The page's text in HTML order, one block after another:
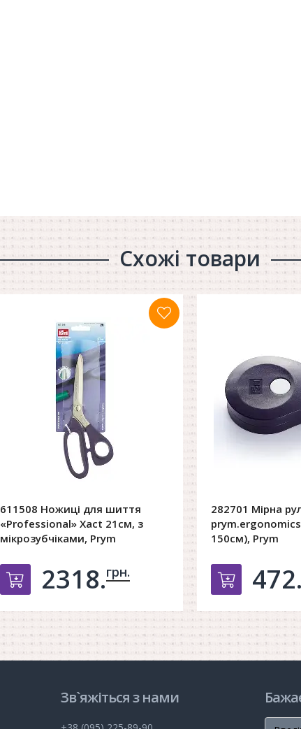
Схожі товари
611508 Ножиці для шиття
«Professional» Xact 21см, з
мікрозубчіками, Prym
Добавить в корзину
2318.грн.
282701 Мірна
150cм), Prym
472.
Зв`яжіться з нами